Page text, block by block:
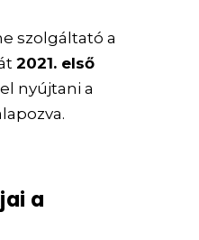
szolgáltató a
2021. első
nyújtani a
a